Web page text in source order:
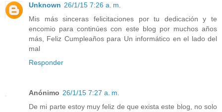
Unknown 26/1/15 7:26 a. m.
Mis más sinceras felicitaciones por tu dedicación y te
encomio para continúes con este blog por muchos años
más, Feliz Cumpleaños para Un informático en el lado del
mal
Responder
Anónimo 26/1/15 7:27 a. m.
De mi parte estoy muy feliz de que exista este blog, no solo